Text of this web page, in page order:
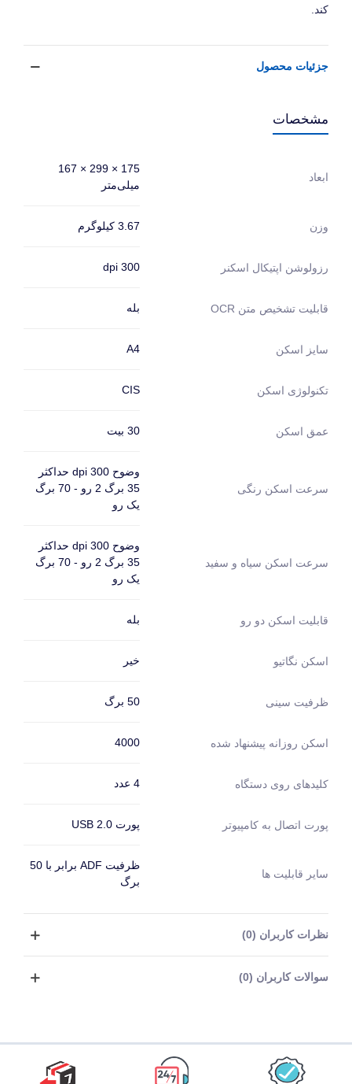
کند.
جزئیات محصول
مشخصات
ابعاد
175 × 299 × 167
میلی‌متر
وزن 3.67 کیلوگرم
رزولوشن اپتیکال اسکنر 300 dpi
قابلیت تشخیص متن OCR بله
سایز اسکن A4
تکنولوژی اسکن CIS
عمق اسکن 30 بیت
سرعت اسکن رنگی
وضوح 300 dpi حداکثر
35 برگ 2 رو - 70 برگ
یک رو
سرعت اسکن سیاه و سفید
وضوح 300 dpi حداکثر
35 برگ 2 رو - 70 برگ
یک رو
قابلیت اسکن دو رو بله
اسکن نگاتیو خیر
ظرفیت سینی 50 برگ
اسکن روزانه پیشنهاد شده 4000
کلیدهای روی دستگاه 4 عدد
پورت اتصال به کامپیوتر پورت USB 2.0
سایر قابلیت ها
ظرفیت ADF برابر با 50
برگ
نظرات کاربران (0)
سوالات کاربران (0)